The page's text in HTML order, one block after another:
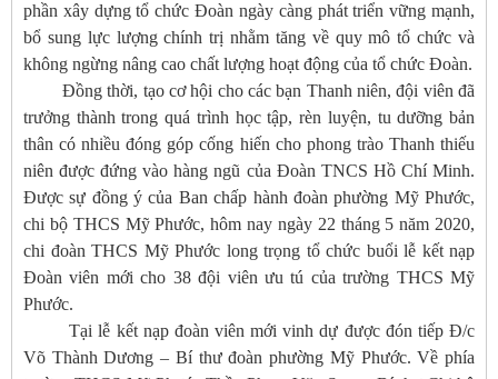
phần xây dựng tổ chức Đoàn ngày càng phát triển vững mạnh,
bổ sung lực lượng chính trị nhằm tăng về quy mô tổ chức và
không ngừng nâng cao chất lượng hoạt động của tổ chức Đoàn.
Đồng thời, tạo cơ hội cho các bạn Thanh niên, đội viên đã
trưởng thành trong quá trình học tập, rèn luyện, tu dưỡng bản
thân có nhiều đóng góp cống hiến cho phong trào Thanh thiếu
niên được đứng vào hàng ngũ của Đoàn TNCS Hồ Chí Minh.
Được sự đồng ý của Ban chấp hành đoàn phường Mỹ Phước,
chi bộ THCS Mỹ Phước, hôm nay ngày 22 tháng 5 năm 2020,
chi đoàn THCS Mỹ Phước long trọng tổ chức buổi lễ kết nạp
Đoàn viên mới cho 38 đội viên ưu tú của trường THCS Mỹ
Phước.
Tại lễ kết nạp đoàn viên mới vinh dự được đón tiếp Đ/c
Võ Thành Dương – Bí thư đoàn phường Mỹ Phước. Về phía